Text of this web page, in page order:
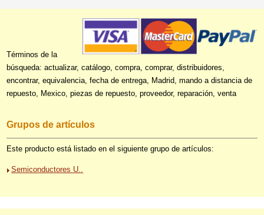
Términos de la
búsqueda: actualizar, catálogo, compra, comprar, distribuidores,
encontrar, equivalencia, fecha de entrega, Madrid, mando a distancia de
repuesto, Mexico, piezas de repuesto, proveedor, reparación, venta
Grupos de artículos
Este producto está listado en el siguiente grupo de artículos:
Semiconductores U..